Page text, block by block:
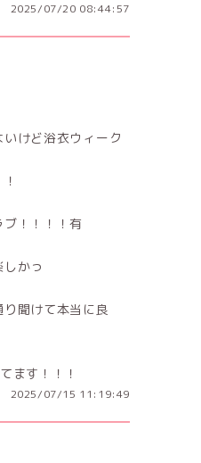
2025/07/20 08:44:57
けど浴衣ウィーク
！！！！有
かっ
聞けて本当に良
ます！！！
2025/07/15 11:19:49